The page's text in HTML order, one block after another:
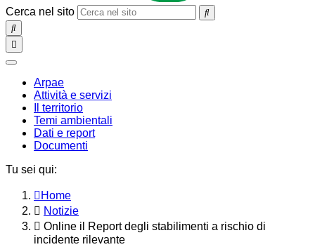
Cerca nel sito
SEARCH
Toggle
navigation
chiudi
Arpae
Attività e servizi
Il territorio
Temi ambientali
Dati e report
Documenti
Tu sei qui:
Home
Notizie
Online il Report degli stabilimenti a rischio di
incidente rilevante